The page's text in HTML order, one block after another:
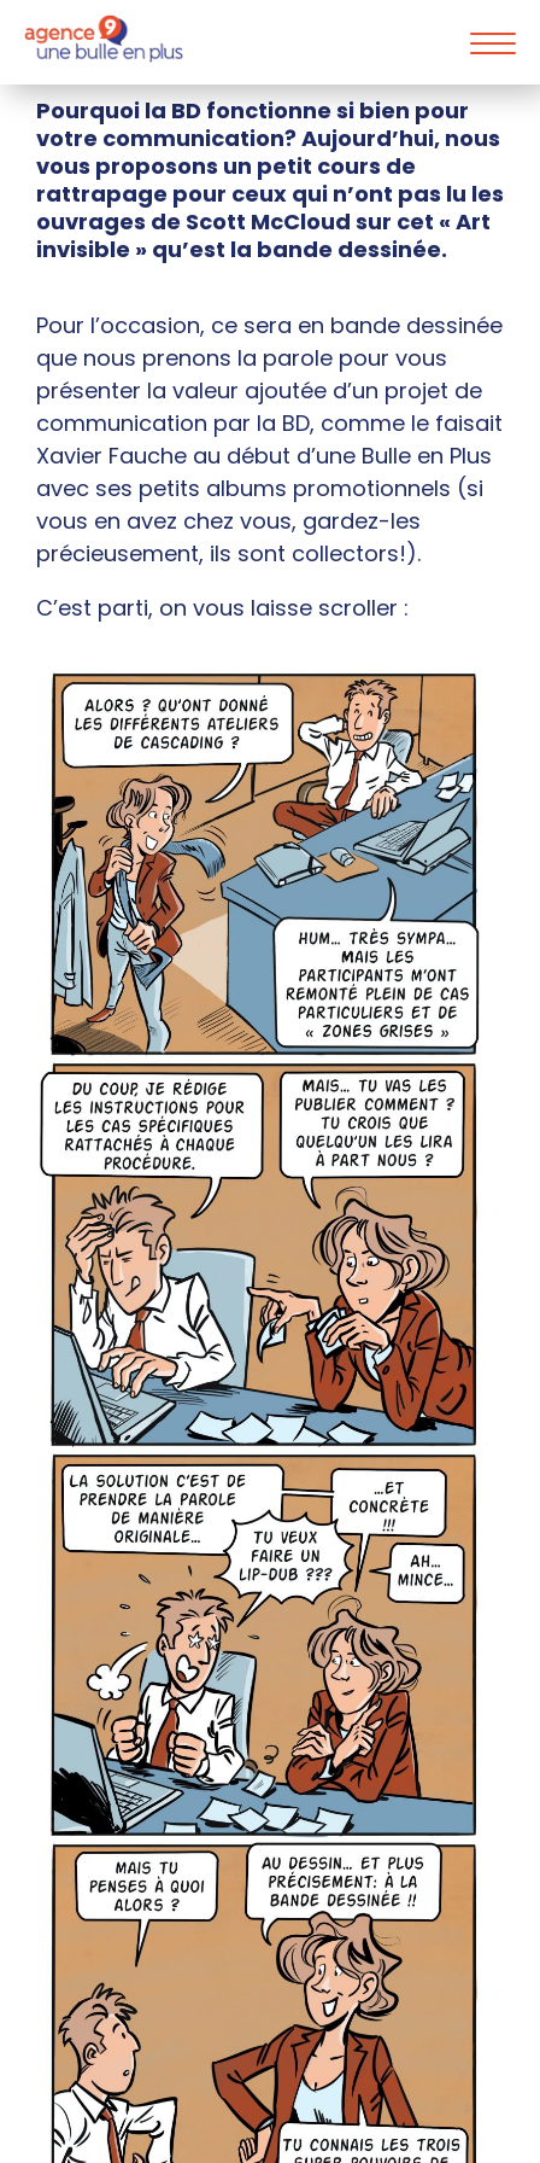
Pourquoi la BD fonctionne si bien pour
votre communication? Aujourd’hui, nous
vous proposons un petit cours de
rattrapage pour ceux qui n’ont pas lu les
ouvrages de Scott McCloud sur cet « Art
invisible » qu’est la bande dessinée.
Pour l’occasion, ce sera en bande dessinée
que nous prenons la parole pour vous
présenter la valeur ajoutée d’un projet de
communication par la BD, comme le faisait
Xavier Fauche au début d’une Bulle en Plus
avec ses petits albums promotionnels (si
vous en avez chez vous, gardez-les
précieusement, ils sont collectors!).
C’est parti, on vous laisse scroller :